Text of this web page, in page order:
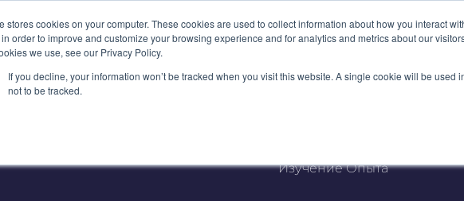
stores cookies on your computer. These cookies are used to collect information about how you interact
order to improve and customize your browsing experience and for analytics and metrics about our
we use, see our Privacy Policy.
If you decline, your information won’t be tracked when you visit this website. A single cookie will be used
not to be tracked.
45 Rockefeller Plaza, Нью-Йорк, NY 10111
Услуги Наша Команда Отрасли
Изучение Опыта